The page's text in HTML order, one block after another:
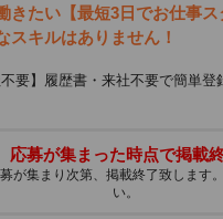
きたい【最短3日でお仕事ス
スキルはありません！
不要】履歴書・来社不要で簡単
応募が集まった時点で掲載
が集まり次第、掲載終了致します
い。